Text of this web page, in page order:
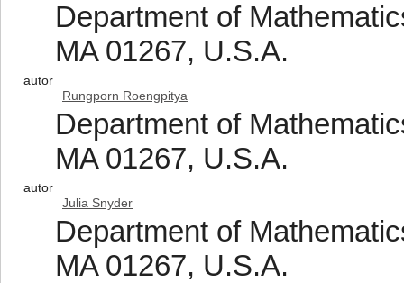
Department of
MA 01267, U.S.A.
autor
Rungporn Roengpitya
Department of
MA 01267, U.S.A.
autor
Julia Snyder
Department of
MA 01267, U.S.A.